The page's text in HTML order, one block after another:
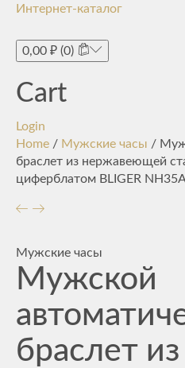
Интернет-каталог
0,00 ₽ (0)
Cart
Login
Home / Мужские часы /
браслет из нержавеющей
циферблатом BLIGER
Мужские часы
Мужской
браслет из